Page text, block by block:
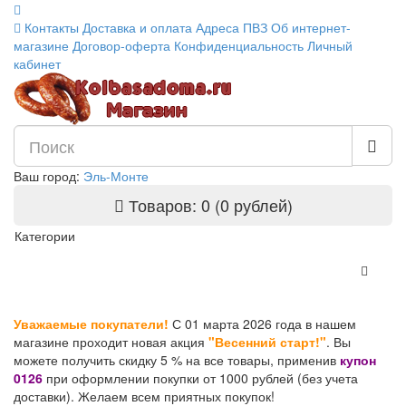
Контакты Доставка и оплата Адреса ПВЗ Об интернет-
магазине Договор-оферта Конфиденциальность Личный
кабинет
Ваш город: Эль-Монте
Товаров: 0 (0 рублей)
Категории
Уважаемые покупатели! С 01 марта 2026 года в нашем
магазине проходит новая акция "Весенний старт!". Вы
можете получить скидку 5 % на все товары, применив купон
0126 при оформлении покупки от 1000 рублей (без учета
доставки). Желаем всем приятных покупок!